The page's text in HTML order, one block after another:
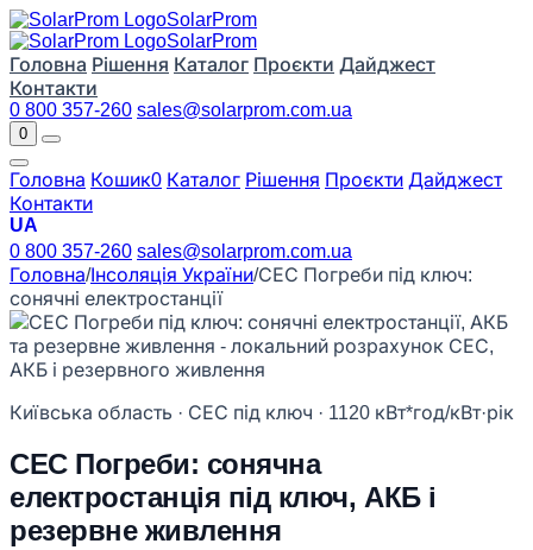
SolarProm
SolarProm
Головна Рішення Каталог Проєкти Дайджест
Контакти
0 800 357-260 sales@solarprom.com.ua
0
Головна Кошик0 Каталог Рішення Проєкти Дайджест
Контакти
UA
0 800 357-260 sales@solarprom.com.ua
Головна/Інсоляція України/СЕС Погреби під ключ:
сонячні електростанції
Київська область · СЕС під ключ · 1120 кВт*год/кВт·рік
СЕС Погреби: сонячна
електростанція під ключ, АКБ і
резервне живлення